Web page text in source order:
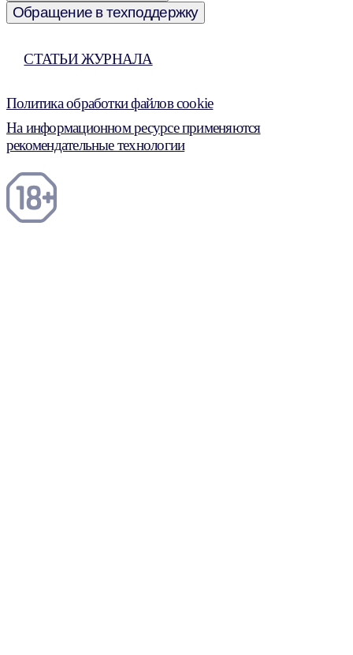
Обращение в техподдержку
СТАТЬИ ЖУРНАЛА
Политика обработки файлов cookie
На информационном ресурсе применяются
рекомендательные технологии